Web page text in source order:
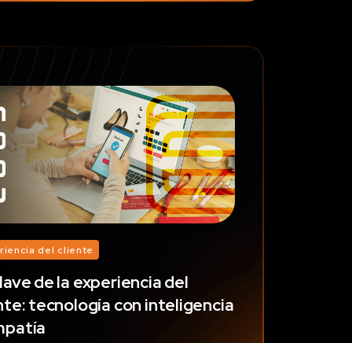
del cliente
de la experiencia del
tecnología con inteligencia